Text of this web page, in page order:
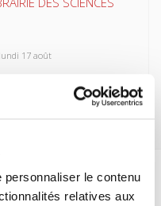
le contenu
relatives aux
17 août